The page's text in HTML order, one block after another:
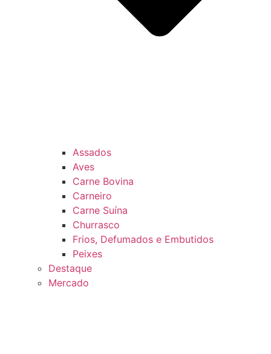
Assados
Aves
Carne Bovina
Carneiro
Carne Suína
Churrasco
Frios, Defumados e Embutidos
Peixes
Destaque
Mercado